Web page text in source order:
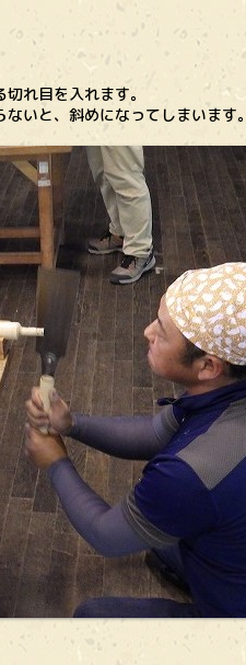
れ目を入れます。
いと、斜めになってしまいます。